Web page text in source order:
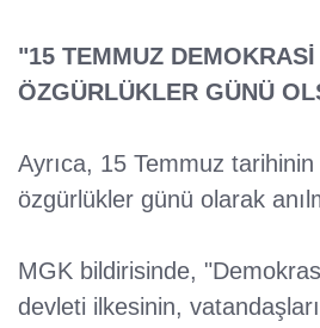
"15 TEMMUZ DEMOKRASİ
ÖZGÜRLÜKLER GÜNÜ
Ayrıca, 15 Temmuz
özgürlükler günü olarak
MGK bildirisinde,
devleti ilkesinin,